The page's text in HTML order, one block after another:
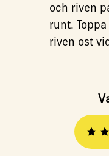
och riven
runt.
riven ost